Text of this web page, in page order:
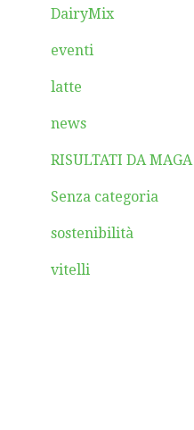
DairyMix
eventi
latte
news
RISULTATI DA MAGA
Senza categoria
sostenibilità
vitelli